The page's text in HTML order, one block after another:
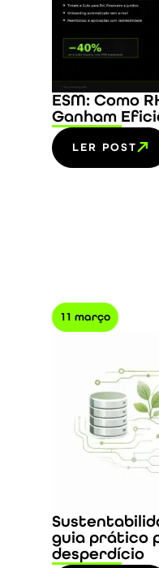
ESM: Como
Ganham
LER POST
11 março
guia prático
desperdício